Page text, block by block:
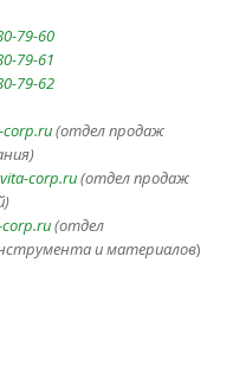
79-60
79-61
79-62
corp.ru(отдел продаж
corp.ru(отдел продаж
(отдел
иматериалов)